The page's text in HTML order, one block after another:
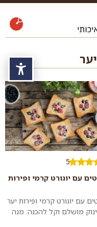
5
עם יוגורט קרמי ופירות
עם יוגורט קרמי ופירות יער
מושלם וקל להכנה: מנה